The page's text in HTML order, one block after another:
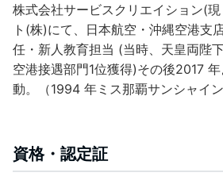
株式会社サービスクリエイション(
ト(株)にて、日本航空・沖縄空港支
任・新人教育担当 (当時、天皇両陛
空港接遇部門1位獲得)その後2017
動。（1994 年ミス那覇サンシャイ
資格・認定証